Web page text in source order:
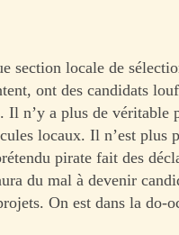
section locale de
ont des candidats
Il n’y a plus de véritable
locaux. Il n’est plus
pirate fait des
du mal à devenir
On est dans la do-